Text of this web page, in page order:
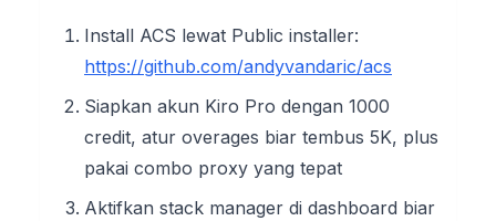
Install ACS lewat Public installer:
https://github.com/andyvandaric/acs
Siapkan akun Kiro Pro dengan 1000
credit, atur overages biar tembus 5K, plus
pakai combo proxy yang tepat
Aktifkan stack manager di dashboard biar